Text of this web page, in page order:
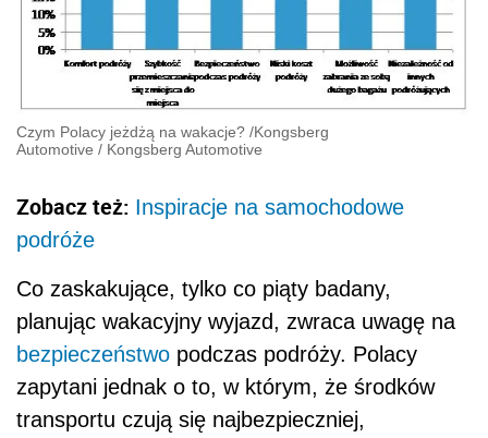
Czym Polacy jeżdżą na wakacje? /Kongsberg
Automotive / Kongsberg Automotive
Zobacz też: Inspiracje na samochodowe
podróże
Co zaskakujące, tylko co piąty badany,
planując wakacyjny wyjazd, zwraca uwagę na
bezpieczeństwo podczas podróży. Polacy
zapytani jednak o to, w którym, że środków
transportu czują się najbezpieczniej,